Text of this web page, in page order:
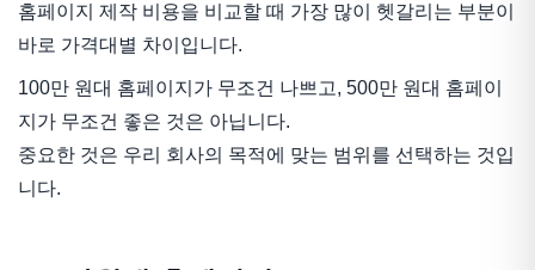
홈페이지 제작 비용을 비교할 때 가장 많이 헷갈리는 부분이
바로 가격대별 차이입니다.
100만 원대 홈페이지가 무조건 나쁘고, 500만 원대 홈페이
지가 무조건 좋은 것은 아닙니다.
중요한 것은 우리 회사의 목적에 맞는 범위를 선택하는 것입
니다.